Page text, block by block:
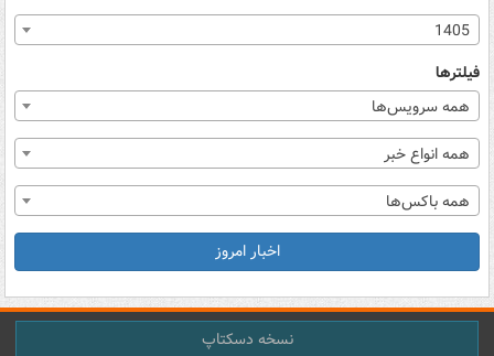
1405
فیلترها
همه سرویس‌ها
همه انواع خبر
همه باکس‌ها
اخبار امروز
نسخه دسکتاپ